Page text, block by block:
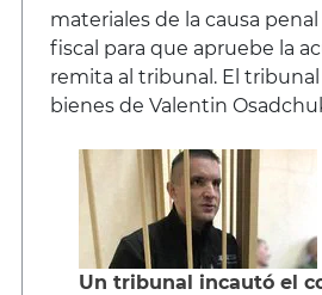
materiales de la causa penal
fiscal para que apruebe la
remita al tribunal. El
bienes de Valentin
Un tribunal incautó el